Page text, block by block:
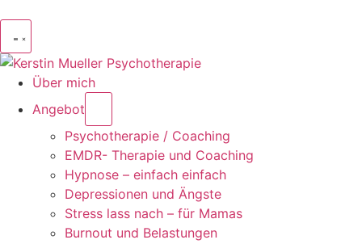
Über mich
Angebot
Psychotherapie / Coaching
EMDR- Therapie und Coaching
Hypnose – einfach einfach
Depressionen und Ängste
Stress lass nach – für Mamas
Burnout und Belastungen